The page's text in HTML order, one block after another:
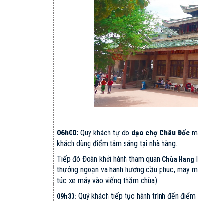
06h00: Quý khách tự do dạo chợ Châu Đốc
khách dùng điểm tâm sáng tại nhà hàng.
Tiếp đó Đoàn khởi hành tham quan Chùa Hang
thưởng ngoạn và hành hương cầu phúc, may
túc xe máy vào viếng thăm chùa)
09h30: Quý khách tiếp tục hành trình đến